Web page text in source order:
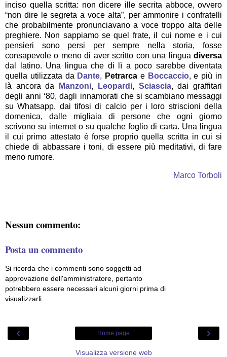
inciso quella scritta: non dicere ille secrita abboce, ovvero
“non dire le segreta a voce alta”, per ammonire i confratelli
che probabilmente pronunciavano a voce troppo alta delle
preghiere. Non sappiamo se quel frate, il cui nome e i cui
pensieri sono persi per sempre nella storia, fosse
consapevole o meno di aver scritto con una lingua diversa
dal latino. Una lingua che di lì a poco sarebbe diventata
quella utilizzata da Dante, Petrarca e Boccaccio, e più in
là ancora da
Manzoni, Leopardi, Sciascia, dai graffitari
degli anni ‘80, dagli innamorati che si scambiano messaggi
su Whatsapp, dai tifosi di calcio per i loro striscioni della
domenica, dalle migliaia di persone che ogni giorno
scrivono su internet o su qualche foglio di carta. Una lingua
il cui primo attestato è forse proprio quella scritta in cui si
chiede di abbassare i toni, di essere più meditativi, di fare
meno rumore.
Marco Torboli
Nessun commento:
Posta un commento
Si ricorda che i commenti sono soggetti ad
approvazione dell'amministratore, pertanto
potrebbero essere necessari alcuni giorni prima di
visualizzarli.
‹ ›
Home page
Visualizza versione web